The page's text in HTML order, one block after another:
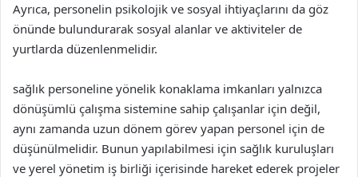
Ayrıca, personelin psikolojik ve sosyal ihtiyaçlarını da göz
önünde bulundurarak sosyal alanlar ve aktiviteler de
yurtlarda düzenlenmelidir.
sağlık personeline yönelik konaklama imkanları yalnızca
dönüşümlü çalışma sistemine sahip çalışanlar için değil,
aynı zamanda uzun dönem görev yapan personel için de
düşünülmelidir. Bunun yapılabilmesi için sağlık kuruluşları
ve yerel yönetim iş birliği içerisinde hareket ederek projeler